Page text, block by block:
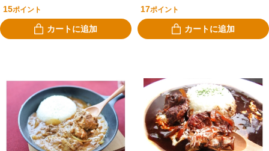
15ポイント
カートに追加
17ポイント
カートに追加